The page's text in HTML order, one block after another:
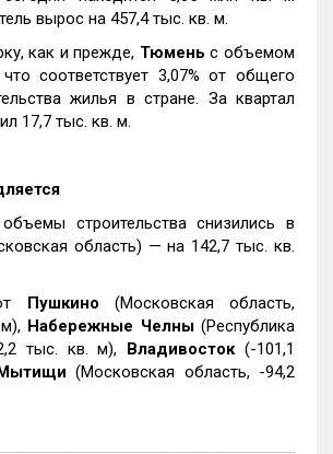
вырос на 457,4 тыс. кв. м.
как и прежде, Тюмень с объемом
соответствует 3,07% от общего
жилья в стране. За квартал
17,7 тыс. кв. м.
строительства снизились в
область) — на 142,7 тыс. кв.
Пушкино (Московская область,
Набережные Челны(Республика
тыс. кв. м), Владивосток(-101,1
(Московская область, -94,2